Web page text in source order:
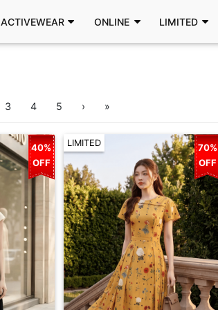
ACTIVEWEAR ONLINE LIMITED
3 4 5 › »
40%
OFF
LIMITED
70%
OFF